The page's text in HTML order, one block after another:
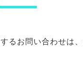
るお問い合わせは